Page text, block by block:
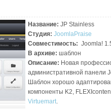
Название: JP Stainless
Студия: JoomlaPraise
Совместимость: Joomla!
В архиве: шаблон
Описание: Новая
административной панели
Шаблон хорошо
компоненты K2,
Virtuemart.